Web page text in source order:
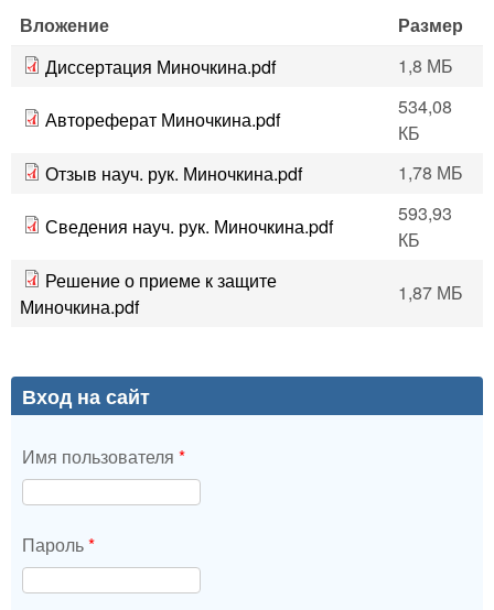
Вложение
Размер
Диссертация Миночкина.pdf
1,8 МБ
Автореферат Миночкина.pdf
534,08
КБ
Отзыв науч. рук. Миночкина.pdf
1,78 МБ
Сведения науч. рук. Миночкина.pdf
593,93
КБ
Решение о приеме к защите
Миночкина.pdf
1,87 МБ
Вход на сайт
Имя пользователя *
Пароль*